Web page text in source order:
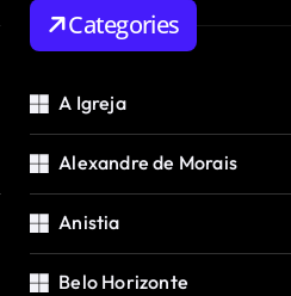
Categories
A Igreja
Alexandre de Morais
Anistia
Belo Horizonte